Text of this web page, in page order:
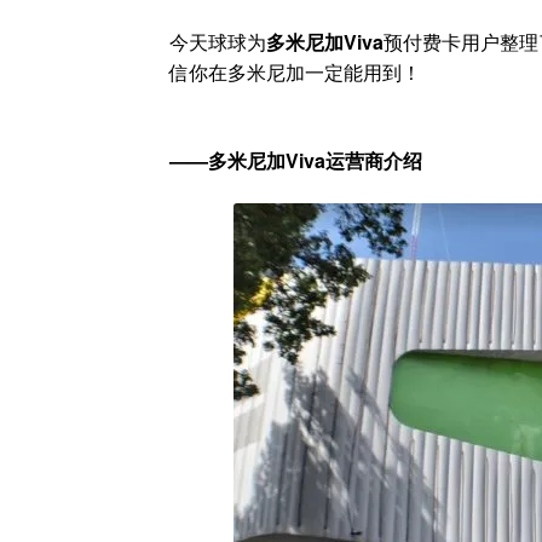
今天球球为多米尼加Viva预付费卡用户整
信你在多米尼加一定能用到！
——多米尼加Viva运营商介绍